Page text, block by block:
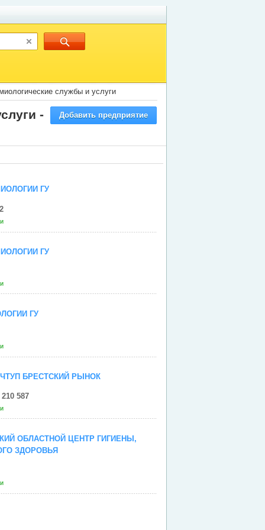
службы и услуги
-
Добавить предприятие
ГУ
ГУ
ГУ
БРЕСТСКИЙ РЫНОК
587
ОБЛАСТНОЙ ЦЕНТР ГИГИЕНЫ,
ЗДОРОВЬЯ